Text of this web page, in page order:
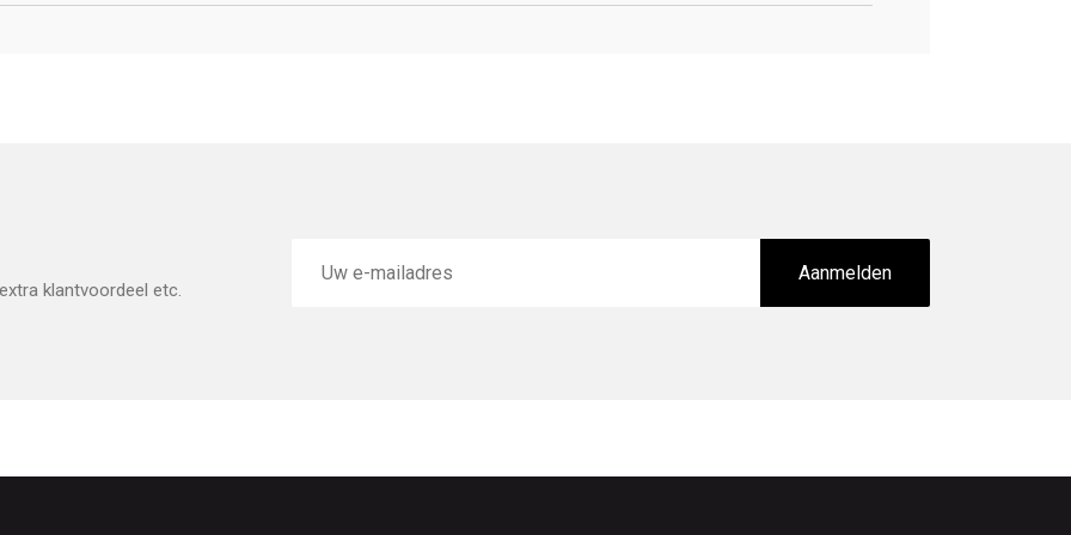
klantvoordeel etc.
mailadres
Aanmelden